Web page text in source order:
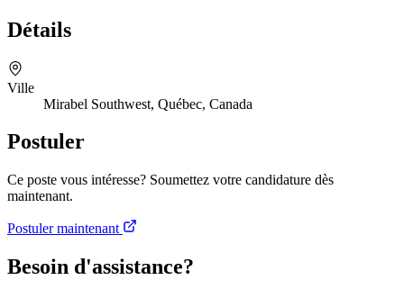
Détails
Ville
Mirabel Southwest, Québec, Canada
Postuler
Ce poste vous intéresse? Soumettez votre candidature dès
maintenant.
Postuler maintenant
Besoin d'assistance?